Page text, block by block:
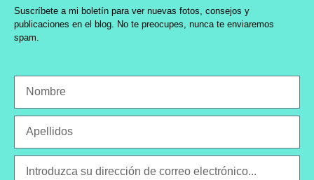
Suscríbete a mi boletín para ver nuevas fotos, consejos y
publicaciones en el blog. No te preocupes, nunca te enviaremos
spam.